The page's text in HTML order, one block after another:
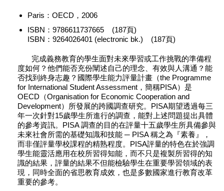
Paris：OECD，2006
ISBN：9786611737665 (187頁)
ISBN：9264026401 (electronic bk.) (187頁)
完成義務教育的學生面對未來學習或工作挑戰的準備程
度如何？他們能否充份闡述自己的理念、有效與人溝通？能
否找到終身志趣？國際學生能力評量計畫（the Programme
for International Student Assessment，簡稱PISA）是
OECD（Organisation for Economic Cooperation and
Development）所發展的跨國調查研究。PISA期望透過每三
年一次針對15歲學生所進行的調查，能對上述問題提出具體
的參考資訊。PISA 調查的目的在評量十五歲學生所具備參與
未來社會所需的基礎知識和技能 ─ PISA 稱之為『素養』，
而非僅評量學校課程的精熟程度。PISA評量的特色在於強調
學生能靈活應用在校所習得知能，而不只是複製所習得的知
識的結果，評量的結果不但能檢驗學生在重要學習領域的表
現，同時全面的省思教育成效，也是多數國家進行教育改革
重要的參考。